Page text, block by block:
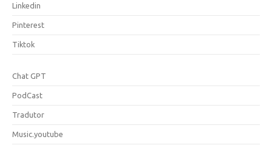
Linkedin
Pinterest
Tiktok
Chat GPT
PodCast
Tradutor
Music.youtube